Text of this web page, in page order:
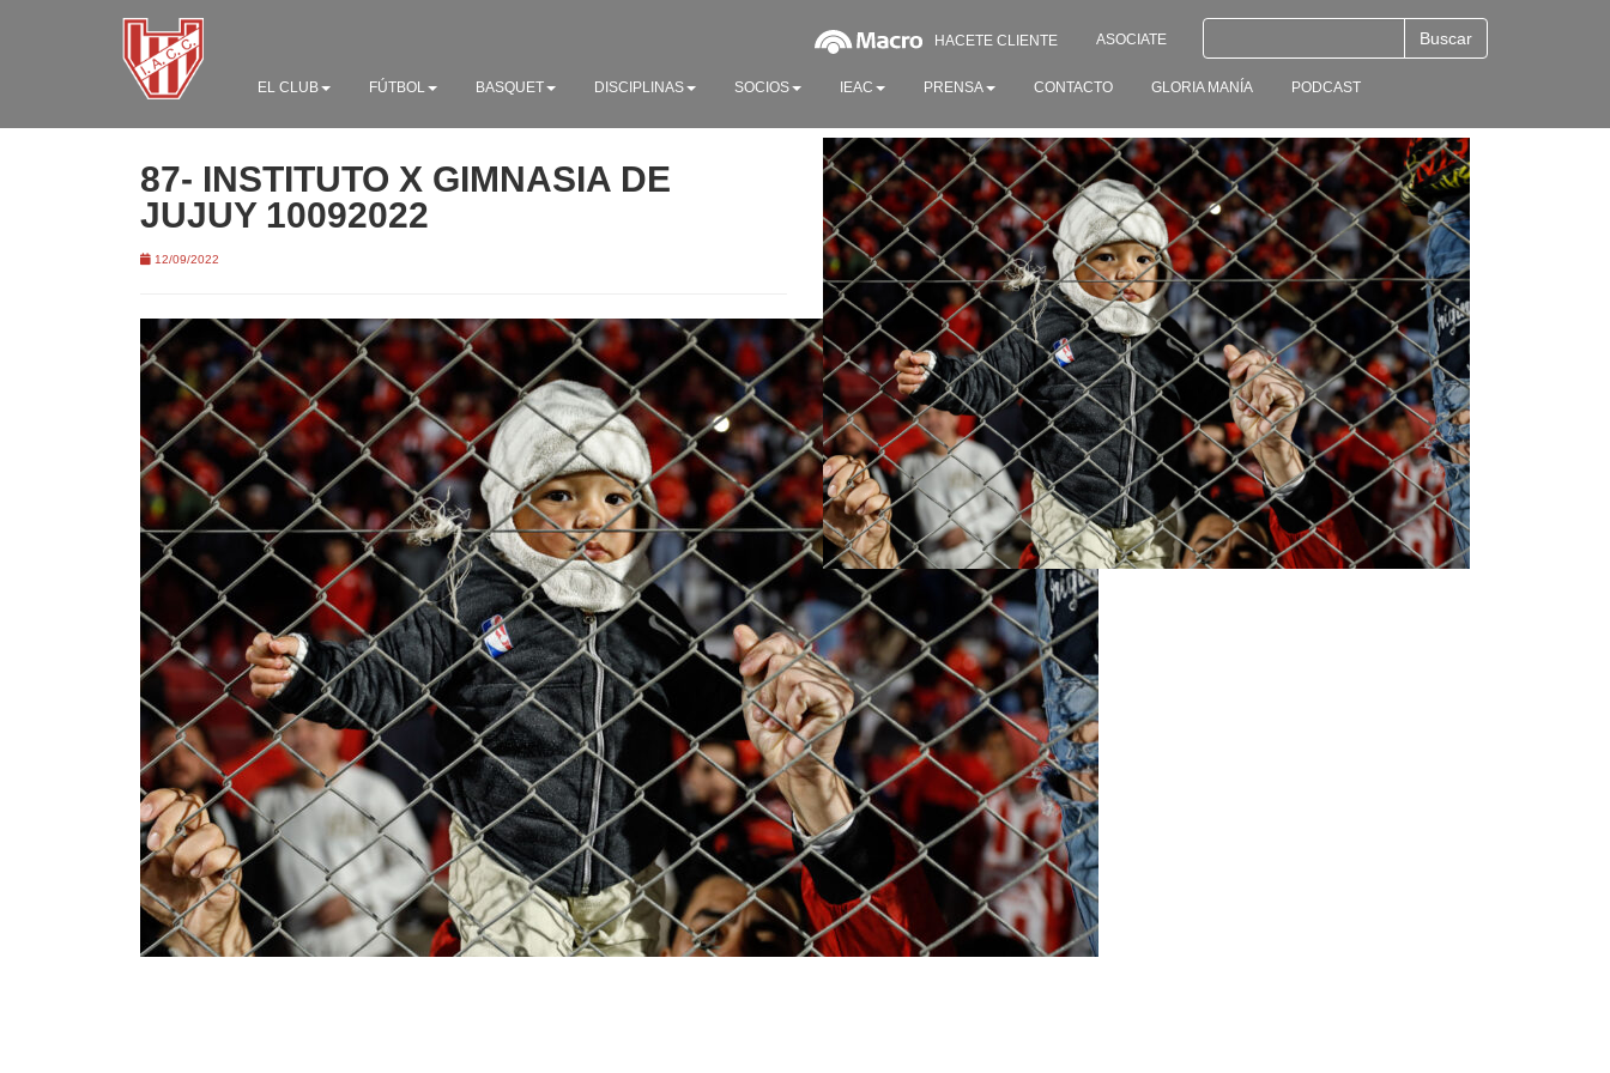
HACETE CLIENTE ASOCIATE
EL CLUB FÚTBOL BASQUET DISCIPLINAS SOCIOS IEAC PRENSA CONTACTO GLORIA MANÍA PODCAST
87- INSTITUTO X GIMNASIA DE
JUJUY 10092022
12/09/2022